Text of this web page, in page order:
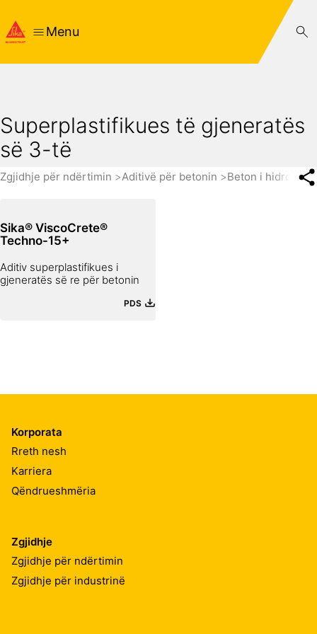
Menu
Superplastifikues të gjeneratës
së 3-të
Zgjidhje për ndërtimin Aditivë për betonin Beton i
Sika® ViscoCrete®
Techno-15+
Aditiv superplastifikues i
gjeneratës së re për betonin
PDS
Korporata
Rreth nesh
Karriera
Qëndrueshmëria
Zgjidhje
Zgjidhje për ndërtimin
Zgjidhje për industrinë